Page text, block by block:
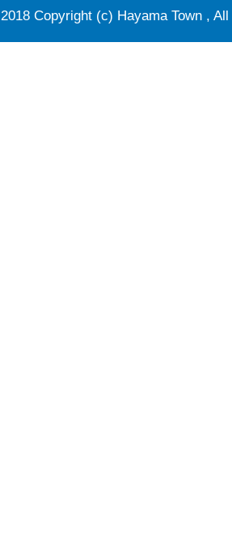
2018 Copyright (c) Hayama Town ,